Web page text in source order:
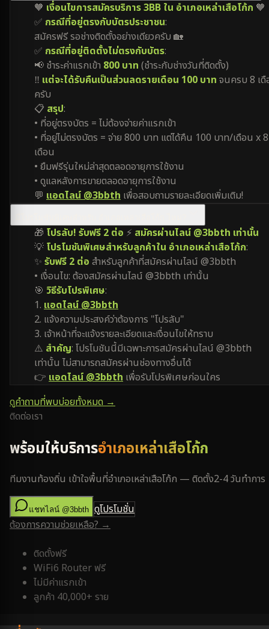
🧡 เงื่อนไขการสมัครบริการ 3BB ใน อำเภอเหล่าเสือโก้ก 🧡
✅ กรณีที่อยู่ตรงกับบัตรประชาชน:
สมัครฟรี รอช่างติดตั้งอย่างเดียวครับ 🏡
✅ กรณีที่อยู่ติดตั้งไม่ตรงกับบัตร:
📢 ชำระค่าแรกเข้า 800 บาท (ชำระกับช่างวันที่ติดตั้ง)
‼️ แต่จะได้รับคืนเป็นส่วนลดรายเดือน 100 บาท จนครบ 8 เ
ครับ
📋 สรุป:
• ที่อยู่ตรงบัตร = ไม่ต้องจ่ายค่าแรกเข้า
• ที่อยู่ไม่ตรงบัตร = จ่าย 800 บาท แต่ได้คืน 100 บาท/เดือน x 8
เดือน
• ยืมฟรีรุ่นใหม่ล่าสุดตลอดอายุการใช้งาน
• ดูแลหลังการขายตลอดอายุการใช้งาน
💬 แอดไลน์ @3bbth เพื่อสอบถามรายละเอียดเพิ่มเติม!
🎁 โปรลับ! รับฟรี 2 ต่อ ⚡ สมัครผ่านไลน์ @3bbth เท่านั้น
💡 โปรโมชันพิเศษสำหรับลูกค้าใน อำเภอเหล่าเสือโก้ก:
✨ รับฟรี 2 ต่อ สำหรับลูกค้าที่สมัครผ่านไลน์ @3bbth
• เงื่อนไข: ต้องสมัครผ่านไลน์ @3bbth เท่านั้น
🎯 วิธีรับโปรพิเศษ:
1. แอดไลน์ @3bbth
2. แจ้งความประสงค์ว่าต้องการ "โปรลับ"
3. เจ้าหน้าที่จะแจ้งรายละเอียดและเงื่อนไขให้ทราบ
⚠️ สำคัญ: โปรโมชันนี้มีเฉพาะการสมัครผ่านไลน์ @3bbth
เท่านั้น ไม่สามารถสมัครผ่านช่องทางอื่นได้
👉 แอดไลน์ @3bbth เพื่อรับโปรพิเศษก่อนใคร
ดูคำถามที่พบบ่อยทั้งหมด →
ติดต่อเรา
พร้อมให้บริการอำเภอเหล่าเสือโก้ก
ทีมงานท้องถิ่น เข้าใจพื้นที่อำเภอเหล่าเสือโก้ก — ติดตั้ง2-4 วันทำการ
แชทไลน์ @3bbth ดูโปรโมชั่น
ต้องการความช่วยเหลือ? →
ติดตั้งฟรี
WiFi6 Router ฟรี
ไม่มีค่าแรกเข้า
ลูกค้า 40,000+ ราย